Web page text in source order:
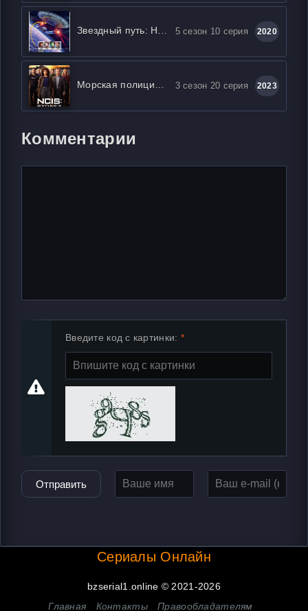
5 сезон 10 серия 2020
3 сезон 20 серия 2023
Комментарии
Введите код с картинки:
Отправить
Сериалы Онлайн
bzserial1.online © 2021-2026
Главная
Контакты Правообладателям